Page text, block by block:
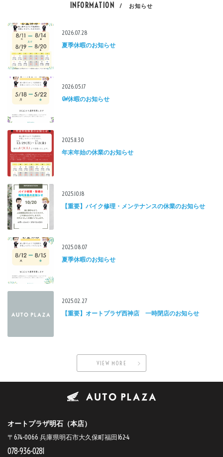
INFORMATION / お知らせ
2026.07.28
夏季休暇のお知らせ
2026.05.17
GW休暇のお知らせ
2025.11.30
年末年始の休業のお知らせ
2025.10.18
【重要】バイク修理・メンテナンスの休業のお知らせ
2025.08.07
夏季休暇のお知らせ
2025.02.27
【重要】オートプラザ西神店 一時閉店のお知らせ
VIEW MORE
オートプラザ明石（本店）
〒674-0066 兵庫県明石市大久保町福田162-4
078-936-0281